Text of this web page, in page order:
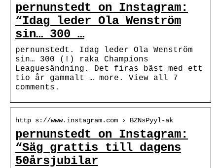
pernunstedt on Instagram:
“Idag leder Ola Wenström
sin… 300 …
pernunstedt. Idag leder Ola Wenström
sin… 300 (!) raka Champions
Leaguesändning. Det firas bäst med ett
tio år gammalt … more. View all 7
comments.
http s://www.instagram.com › BZNsPyyl-ak
pernunstedt on Instagram:
“Säg grattis till dagens
50årsjubilar